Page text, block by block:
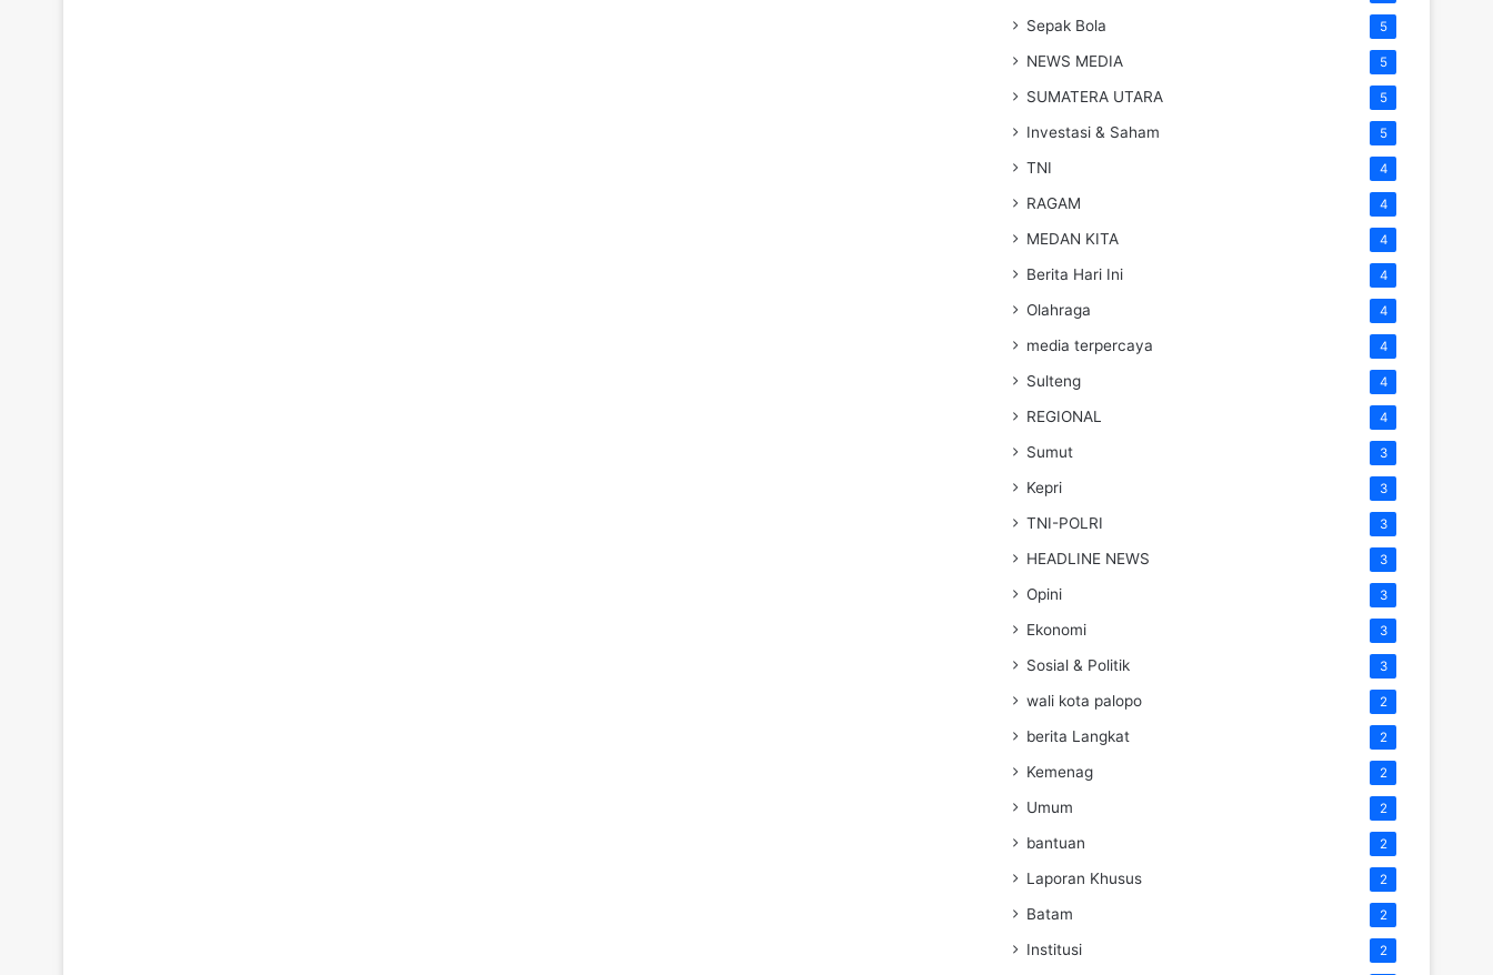
Sepak Bola 5
NEWS MEDIA 5
SUMATERA UTARA 5
Investasi & Saham 5
TNI 4
RAGAM 4
MEDAN KITA 4
Berita Hari Ini 4
Olahraga 4
media terpercaya 4
Sulteng 4
REGIONAL 4
Sumut 3
Kepri 3
TNI-POLRI 3
HEADLINE NEWS 3
Opini 3
Ekonomi 3
Sosial & Politik 3
wali kota palopo 2
berita Langkat 2
Kemenag 2
Umum 2
bantuan 2
Laporan Khusus 2
Batam 2
Institusi 2